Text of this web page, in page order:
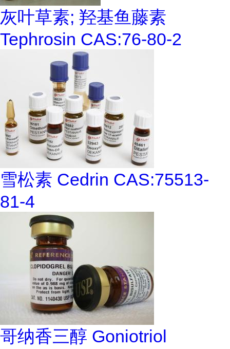
灰叶草素; 羟基鱼藤素
Tephrosin CAS:76-80-2
雪松素 Cedrin CAS:75513-
81-4
哥纳香三醇 Goniotriol